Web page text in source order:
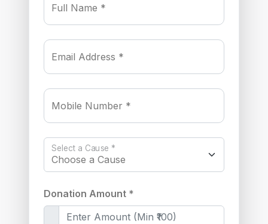
Full Name *
Email Address *
Mobile Number *
Select a Cause *
Donation Amount *